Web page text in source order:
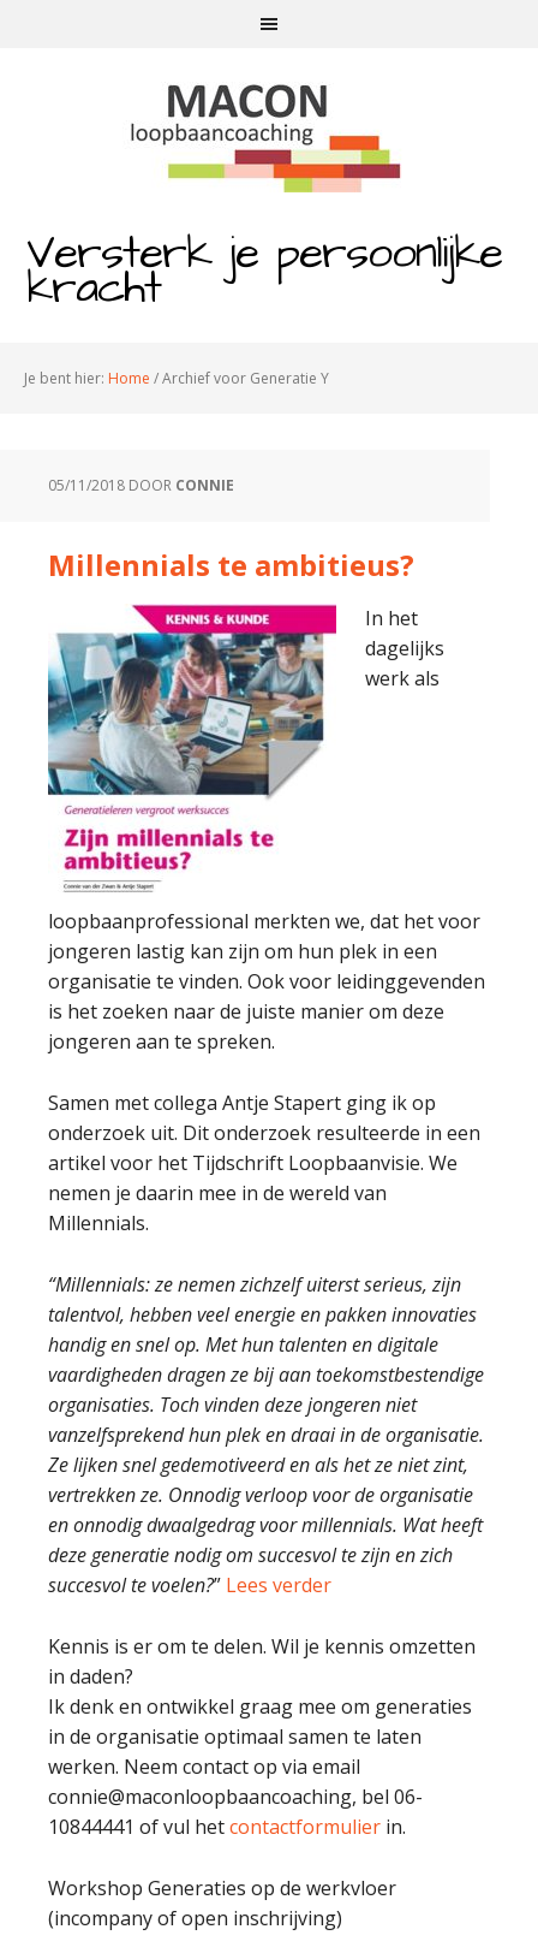
Versterk je persoonlijke
kracht
Je bent hier: Home /Archief voor Generatie Y
05/11/2018 DOOR CONNIE
Millennials te ambitieus?
In het
dagelijks
werk als
loopbaanprofessional merkten we, dat het voor
jongeren lastig kan zijn om hun plek in een
organisatie te vinden. Ook voor leidinggevenden
is het zoeken naar de juiste manier om deze
jongeren aan te spreken.
Samen met collega Antje Stapert ging ik op
onderzoek uit. Dit onderzoek resulteerde in een
artikel voor het Tijdschrift Loopbaanvisie. We
nemen je daarin mee in de wereld van
Millennials.
“Millennials: ze nemen zichzelf uiterst serieus, zijn
talentvol, hebben veel energie en pakken innovaties
handig en snel op. Met hun talenten en digitale
vaardigheden dragen ze bij aan toekomstbestendige
organisaties. Toch vinden deze jongeren niet
vanzelfsprekend hun plek en draai in de organisatie.
Ze lijken snel gedemotiveerd en als het ze niet zint,
vertrekken ze. Onnodig verloop voor de organisatie
en onnodig dwaalgedrag voor millennials. Wat heeft
deze generatie nodig om succesvol te zijn en zich
succesvol te voelen?” Lees verder
Kennis is er om te delen. Wil je kennis omzetten
in daden?
Ik denk en ontwikkel graag mee om generaties
in de organisatie optimaal samen te laten
werken. Neem contact op via email
connie@maconloopbaancoaching, bel 06-
10844441 of vul hetcontactformulier in.
Workshop Generaties op de werkvloer
(incompany of open inschrijving)